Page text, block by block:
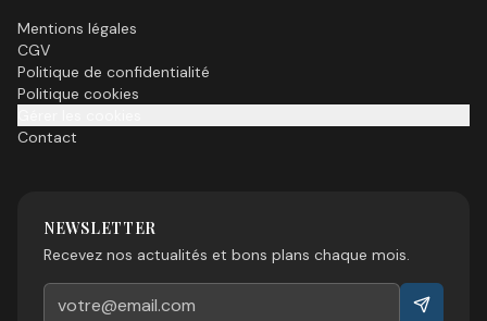
Mentions légales
CGV
Politique de confidentialité
Politique cookies
Contact
NEWSLETTER
Recevez nos actualités et bons plans chaque mois.